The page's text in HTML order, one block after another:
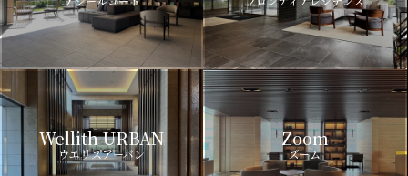
Wellith URBAN
ウエリスアーバン
Zoom
ズーム